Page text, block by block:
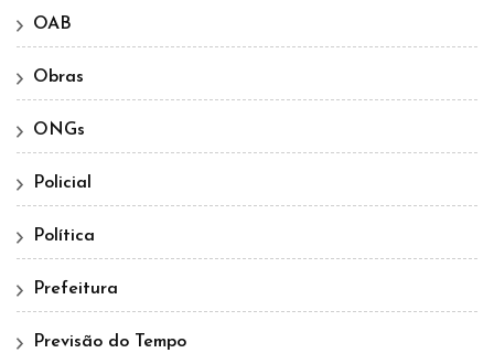
OAB
Obras
ONGs
Policial
Política
Prefeitura
Previsão do Tempo